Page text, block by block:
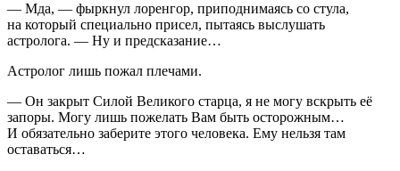
— Мда, — фыркнул лоренгор, приподнимаясь со стула,
на который специально присел, пытаясь выслушать
астролога. — Ну и предсказание…
Астролог лишь пожал плечами.
— Он закрыт Силой Великого старца, я не могу вскрыть её
запоры. Могу лишь пожелать Вам быть осторожным…
И обязательно заберите этого человека. Ему нельзя там
оставаться…